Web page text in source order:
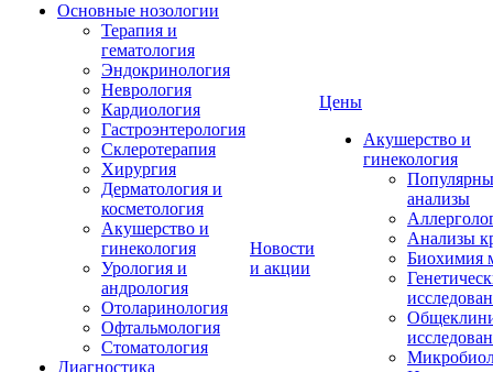
Основные нозологии
Терапия и
гематология
Эндокринология
Неврология
Кардиология
Гастроэнтерология
Склеротерапия
Хирургия
Дерматология и
косметология
Акушерство и
гинекология
Урология и
андрология
Отоларинология
Офтальмология
Стоматология
Диагностика
Новости
и акции
Цены
Акушерство и
гинекология
анализы
Анализы
Биохимия